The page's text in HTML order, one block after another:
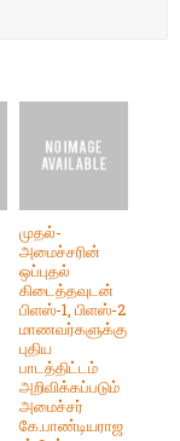
முதல்-
அமைச்சரின்
ஒப்புதல்
கிடைத்தவுடன்
பிளஸ்-1, பிளஸ்-2
மாணவர்களுக்கு
புதிய
பாடத்திட்டம்
அறிவிக்கப்படும்
அமைச்சர்
கே.பாண்டியராஜ